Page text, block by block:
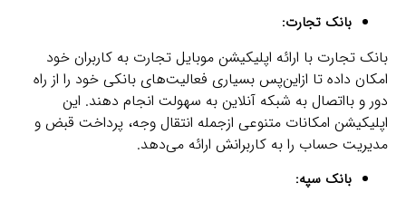
بانک تجارت:
بانک تجارت با ارائه اپلیکیشن موبایل تجارت به کاربران خود
امکان داده تا ازاین‌پس بسیاری فعالیت‌های بانکی خود را از راه
دور و بااتصال به شبکه آنلاین به سهولت انجام دهند. این
اپلیکیشن امکانات متنوعی ازجمله انتقال وجه، پرداخت قبض و
مدیریت حساب را به کاربرانش ارائه می‌دهد.
بانک سپه: